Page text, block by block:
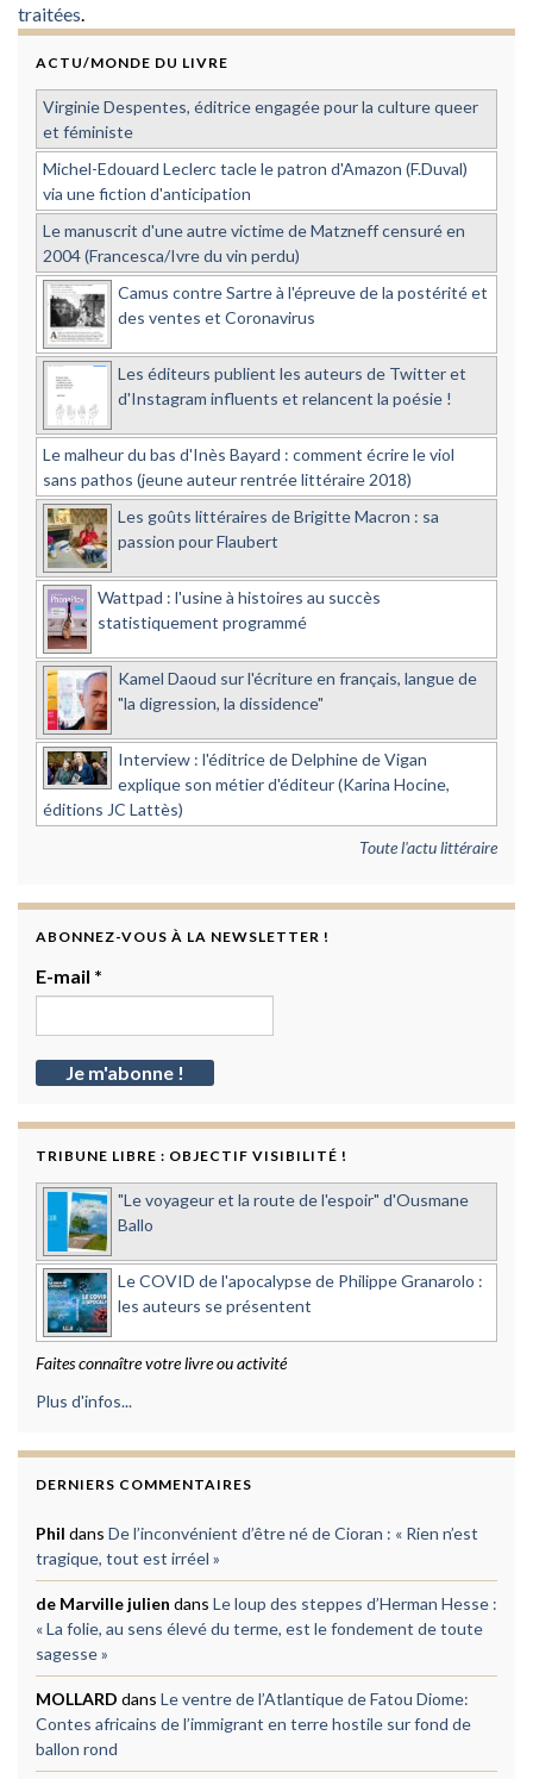
traitées
ACTU/MONDE DU LIVRE
Virginie Despentes, éditrice engagée pour la culture queer
et féministe
Michel-Edouard Leclerc tacle le patron d'Amazon (F.Duval)
via une fiction d'anticipation
Le manuscrit d'une autre victime de Matzneff censuré en
2004 (Francesca/Ivre du vin perdu)
Camus contre Sartre à l'épreuve de la postérité et
des ventes et Coronavirus
Les éditeurs publient les auteurs de Twitter et
d'Instagram influents et relancent la poésie !
Le malheur du bas d'Inès Bayard : comment écrire le viol
sans pathos (jeune auteur rentrée littéraire 2018)
Les goûts littéraires de Brigitte Macron : sa
passion pour Flaubert
Wattpad : l'usine à histoires au succès
statistiquement programmé
Kamel Daoud sur l'écriture en français, langue de
"la digression, la dissidence"
Interview : l'éditrice de Delphine de Vigan
explique son métier d'éditeur (Karina Hocine,
éditions JC Lattès)
Toute l'actu littéraire
ABONNEZ-VOUS À LA NEWSLETTER !
E-mail *
TRIBUNE LIBRE : OBJECTIF VISIBILITÉ !
"Le voyageur et la route de l'espoir" d'Ousmane
Ballo
Le COVID de l'apocalypse de Philippe Granarolo :
les auteurs se présentent
Faites connaître votre livre ou activité
Plus d'infos...
DERNIERS COMMENTAIRES
Phil dans De l’inconvénient d’être né de Cioran : « Rien n’est
tragique, tout est irréel »
de Marville julien dans Le loup des steppes d’Herman Hesse :
« La folie, au sens élevé du terme, est le fondement de toute
sagesse »
MOLLARD dans Le ventre de l’Atlantique de Fatou Diome:
Contes africains de l’immigrant en terre hostile sur fond de
ballon rond